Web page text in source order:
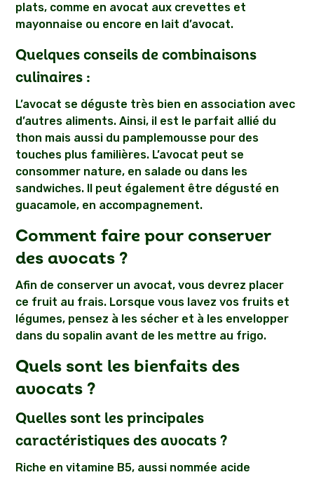
plats, comme en avocat aux crevettes et
mayonnaise ou encore en lait d’avocat.
Quelques conseils de combinaisons
culinaires :
L’avocat se déguste très bien en association avec
d’autres aliments. Ainsi, il est le parfait allié du
thon mais aussi du pamplemousse pour des
touches plus familières. L’avocat peut se
consommer nature, en salade ou dans les
sandwiches. Il peut également être dégusté en
guacamole, en accompagnement.
Comment faire pour conserver
des avocats ?
Afin de conserver un avocat, vous devrez placer
ce fruit au frais. Lorsque vous lavez vos fruits et
légumes, pensez à les sécher et à les envelopper
dans du sopalin avant de les mettre au frigo.
Quels sont les bienfaits des
avocats ?
Quelles sont les principales
caractéristiques des avocats ?
Riche en vitamine B5, aussi nommée acide